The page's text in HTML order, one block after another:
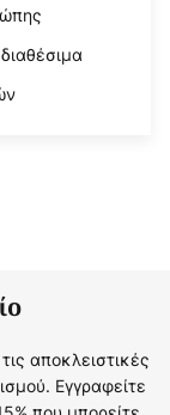
αποκλειστικές
Εγγραφείτε